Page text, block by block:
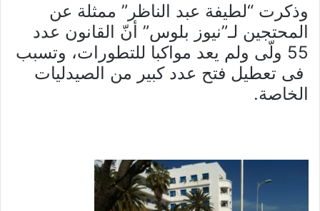
وذكرت “لطيفة عبد الناظر” ممثلة عن
المحتجين لـ”نيوز بلوس” أنّ القانون عدد
55 ولّى ولم يعد مواكبا للتطورات، وتسبب
فى تعطيل فتح عدد كبير من الصيدليات
الخاصة.